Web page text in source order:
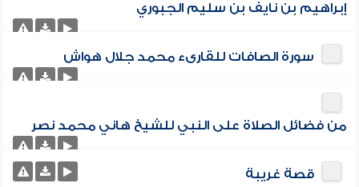
إبراهيم بن نايف بن سليم الجبوري
سورة الصافات للقارىء محمد جلال هواش
من فضائل الصلاة على النبي للشيخ هاني محمد نصر
قصة غريبة